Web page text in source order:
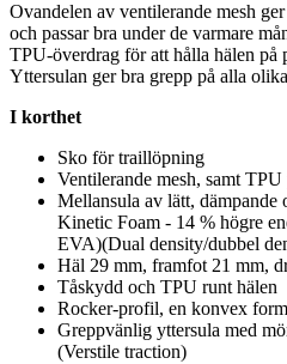
Ovandelen av ventilerande mesh
och passar bra under de varmare
TPU-överdrag för att hålla hälen på
Yttersulan ger bra grepp på alla
I korthet
Sko för traillöpning
Ventilerande mesh, samt TPU
Mellansula av lätt, dämpande
Kinetic Foam - 14 % högre
EVA)(Dual density/dubbel
Häl 29 mm, framfot 21 mm,
Tåskydd och TPU runt hälen
Rocker-profil, en konvex
Greppvänlig yttersula med
(Verstile traction)